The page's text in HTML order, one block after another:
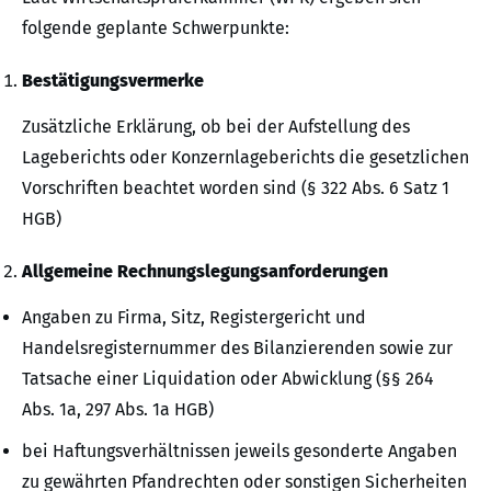
folgende geplante Schwerpunkte:
Bestätigungsvermerke
Zusätzliche Erklärung, ob bei der Aufstellung des
Lageberichts oder Konzernlageberichts die gesetzlichen
Vorschriften beachtet worden sind (§ 322 Abs. 6 Satz 1
HGB)
Allgemeine Rechnungslegungsanforderungen
Angaben zu Firma, Sitz, Registergericht und
Handelsregisternummer des Bilanzierenden sowie zur
Tatsache einer Liquidation oder Abwicklung (§§ 264
Abs. 1a, 297 Abs. 1a HGB)
bei Haftungsverhältnissen jeweils gesonderte Angaben
zu gewährten Pfandrechten oder sonstigen Sicherheiten